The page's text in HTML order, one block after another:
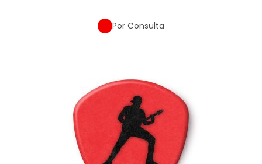
Por Consulta